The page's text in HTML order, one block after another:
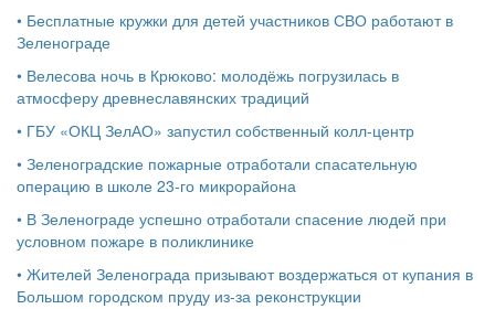
• Бесплатные кружки для детей участников СВО работают в
Зеленограде
• Велесова ночь в Крюково: молодёжь погрузилась в
атмосферу древнеславянских традиций
• ГБУ «ОКЦ ЗелАО» запустил собственный колл-центр
• Зеленоградские пожарные отработали спасательную
операцию в школе 23-го микрорайона
• В Зеленограде успешно отработали спасение людей при
условном пожаре в поликлинике
• Жителей Зеленограда призывают воздержаться от купания в
Большом городском пруду из-за реконструкции